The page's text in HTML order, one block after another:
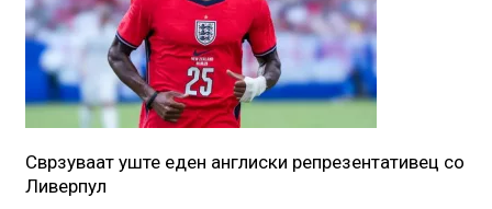
Сврзуваат уште еден англиски репрезентативец со
Ливерпул